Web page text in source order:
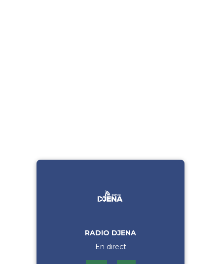
RADIO DJENA
En direct